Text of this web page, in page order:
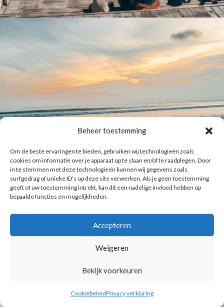
Beheer toestemming
Om de beste ervaringen te bieden, gebruiken wij technologieën zoals
cookies om informatie over je apparaat op te slaan en/of te raadplegen. Door
in te stemmen met deze technologieën kunnen wij gegevens zoals
surfgedrag of unieke ID's op deze site verwerken. Als je geen toestemming
geeft of uw toestemming intrekt, kan dit een nadelige invloed hebben op
bepaalde functies en mogelijkheden.
Accepteren
Weigeren
Bekijk voorkeuren
CookiebeleidPrivacy verklaring